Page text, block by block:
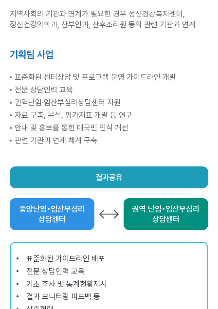
지역사회의 기관과 연계가 필요한 경우 정신건강복지센터,
정신건강의학과, 산부인과, 산후조리원 등의 관련 기관과 연계
기획팀 사업
표준화된 센터상담 및 프로그램 운영 가이드라인 개발
전문 상담인력 교육
권역난임·임산부심리상담센터 지원
자료 구축, 분석, 평가지표 개발 등 연구
안내 및 홍보를 통한 대국민 인식 개선
관련 기관과 연계 체계 구축
결과공유
중앙난임•임산부심리
상담센터
권역 난임•임산부심리
상담센터
표준화된 가이드라인 배포
전문 상담인력 교육
기초 조사 및 통계현황제시
결과 모니터링 피드백 등